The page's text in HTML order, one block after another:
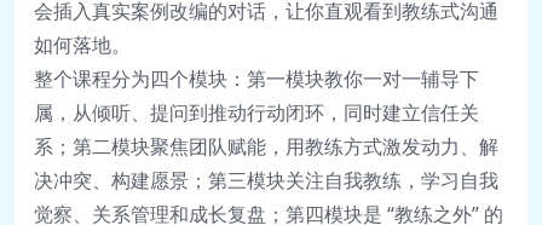
会插入真实案例改编的对话，让你直观看到教练式沟通
如何落地。
整个课程分为四个模块：第一模块教你一对一辅导下
属，从倾听、提问到推动行动闭环，同时建立信任关
系；第二模块聚焦团队赋能，用教练方式激发动力、解
决冲突、构建愿景；第三模块关注自我教练，学习自我
觉察、关系管理和成长复盘；第四模块是 “教练之外” 的